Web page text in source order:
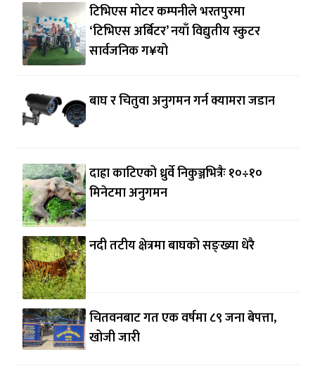
टिभिएस मोटर कम्पनीले भरतपुरमा
‘टिभिएस अर्बिटर’ नयाँ विद्युतीय स्कुटर
सार्वजनिक ग¥यो
बाघ र चितुवा अनुगमन गर्न क्यामरा जडान
दाह्रा काटिएको ध्रुर्वे निकुञ्जभित्रैः १०÷१०
मिनेटमा अनुगमन
नदी तटीय क्षेत्रमा बाघको सङ्ख्या धेरै
चितवनबाट गत एक वर्षमा ८९ जना बेपत्ता,
खोजी जारी